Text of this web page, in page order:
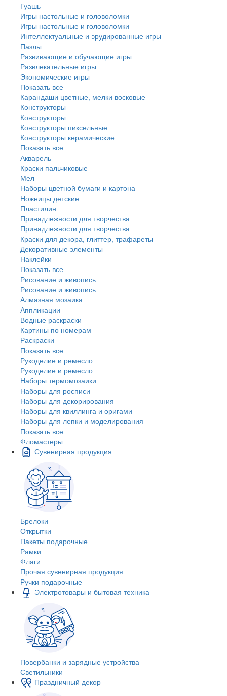
Гуашь
Игры настольные и головоломки
Игры настольные и головоломки
Интеллектуальные и эрудированные игры
Пазлы
Развивающие и обучающие игры
Развлекательные игры
Экономические игры
Показать все
Карандаши цветные, мелки восковые
Конструкторы
Конструкторы
Конструкторы пиксельные
Конструкторы керамические
Показать все
Акварель
Краски пальчиковые
Мел
Наборы цветной бумаги и картона
Ножницы детские
Пластилин
Принадлежности для творчества
Принадлежности для творчества
Краски для декора, глиттер, трафареты
Декоративные элементы
Наклейки
Показать все
Рисование и живопись
Рисование и живопись
Алмазная мозаика
Аппликации
Водные раскраски
Картины по номерам
Раскраски
Показать все
Рукоделие и ремесло
Рукоделие и ремесло
Наборы термомозаики
Наборы для росписи
Наборы для декорирования
Наборы для квиллинга и оригами
Наборы для лепки и моделирования
Показать все
Фломастеры
Сувенирная продукция
Брелоки
Открытки
Пакеты подарочные
Рамки
Флаги
Прочая сувенирная продукция
Ручки подарочные
Электротовары и бытовая техника
Повербанки и зарядные устройства
Светильники
Праздничный декор